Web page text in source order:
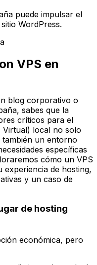
puede impulsar el
WordPress.
VPS en
blog corporativo o
sabes que la
críticos para el
Virtual) local no solo
un entorno
específicas
cómo un VPS
de hosting,
y un caso de
de hosting
económica, pero